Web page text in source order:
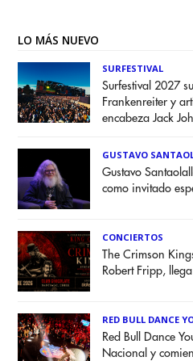
LO MÁS NUEVO
SURFESTIVAL
Surfestival 2027
Frankenreiter y
encabeza Jack
GUSTAVO
Gustavo
como invitado
CONCIERTOS
The Crimson
Robert Fripp,
RED BULL DANCE
Red Bull Dance
Nacional y